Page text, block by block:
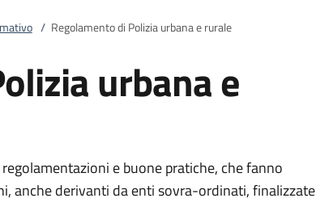
/ Regolamento di Polizia urbana e rurale
urbana e
e buone pratiche, che fanno
anche derivanti da enti sovra-ordinati, finalizzate